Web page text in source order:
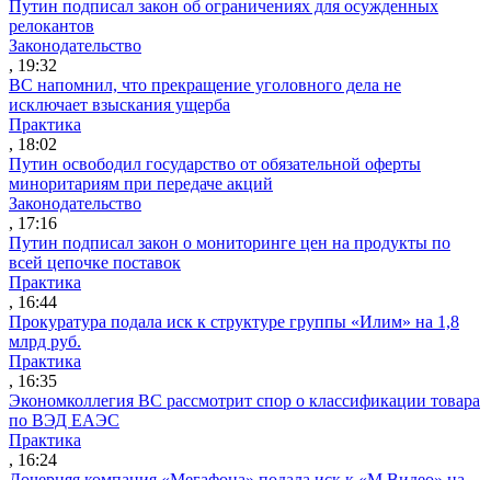
Путин подписал закон об ограничениях для осужденных
релокантов
Законодательство
, 19:32
ВС напомнил, что прекращение уголовного дела не
исключает взыскания ущерба
Практика
, 18:02
Путин освободил государство от обязательной оферты
миноритариям при передаче акций
Законодательство
, 17:16
Путин подписал закон о мониторинге цен на продукты по
всей цепочке поставок
Практика
, 16:44
Прокуратура подала иск к структуре группы «Илим» на 1,8
млрд руб.
Практика
, 16:35
Экономколлегия ВС рассмотрит спор о классификации товара
по ВЭД ЕАЭС
Практика
, 16:24